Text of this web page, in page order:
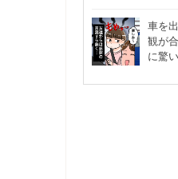
車を
観が
に驚